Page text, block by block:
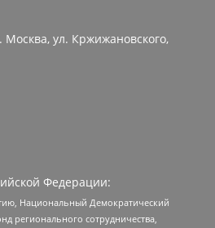
Москва, ул. Кржижановского,
Федерации:
Национальный Демократический
регионального сотрудничества,